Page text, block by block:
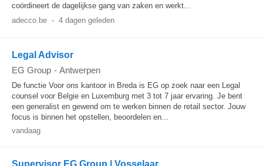
coördineert de dagelijkse gang van zaken en werkt...
adecco.be - 4 dagen geleden
Legal Advisor
EG Group - Antwerpen
De functie Voor ons kantoor in Breda is EG op zoek naar een Legal
counsel voor Belgie en Luxemburg met 3 tot 7 jaar ervaring. Je bent
een generalist en gewend om te werken binnen de retail sector. Jouw
focus is binnen het opstellen, beoordelen en...
vandaag
Supervisor EG Group | Vosselaar